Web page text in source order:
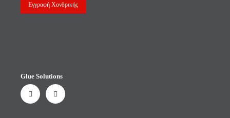
Εγγραφή Χονδρικής
Glue Solutions